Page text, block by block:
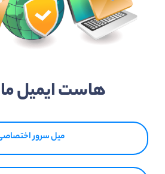
هاست ایمیل
میل سرور